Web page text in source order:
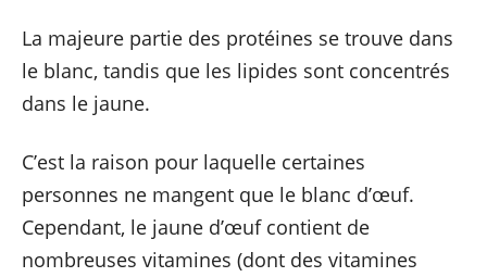
La majeure partie des protéines se trouve dans
le blanc, tandis que les lipides sont concentrés
dans le jaune.
C’est la raison pour laquelle certaines
personnes ne mangent que le blanc d’œuf.
Cependant, le jaune d’œuf contient de
nombreuses vitamines (dont des vitamines